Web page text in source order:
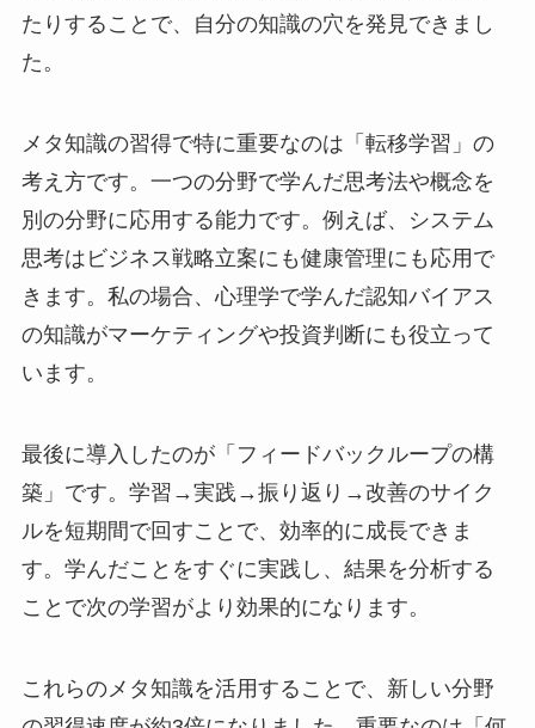
たりすることで、自分の知識の穴を発見できまし
た。
メタ知識の習得で特に重要なのは「転移学習」の
考え方です。一つの分野で学んだ思考法や概念を
別の分野に応用する能力です。例えば、システム
思考はビジネス戦略立案にも健康管理にも応用で
きます。私の場合、心理学で学んだ認知バイアス
の知識がマーケティングや投資判断にも役立って
います。
最後に導入したのが「フィードバックループの構
築」です。学習→実践→振り返り→改善のサイク
ルを短期間で回すことで、効率的に成長できま
す。学んだことをすぐに実践し、結果を分析する
ことで次の学習がより効果的になります。
これらのメタ知識を活用することで、新しい分野